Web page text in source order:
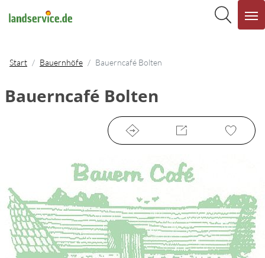
Start Bauernhöfe Bauerncafé Bolten
Bauerncafé Bolten